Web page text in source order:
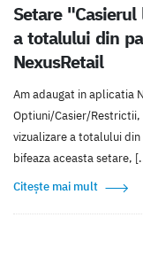
Setare
a totalului din
NexusRetail
Am adaugat in aplicatia
Optiuni/Casier/
vizualizare a totalului
bifeaza aceasta setare,
Citește mai mult